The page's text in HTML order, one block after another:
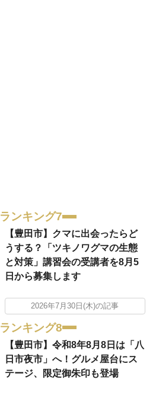
ランキング7
【豊田市】クマに出会ったらど
うする？「ツキノワグマの生態
と対策」講習会の受講者を8月5
日から募集します
2026年7月30日(木)の記事
ランキング8
【豊田市】令和8年8月8日は「八
日市夜市」へ！グルメ屋台にス
テージ、限定御朱印も登場